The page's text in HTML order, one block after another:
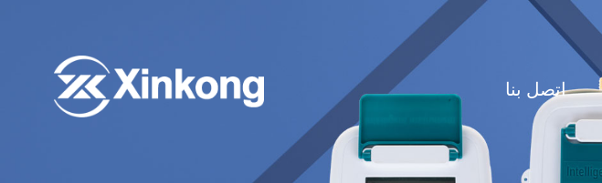
اتصل بنا